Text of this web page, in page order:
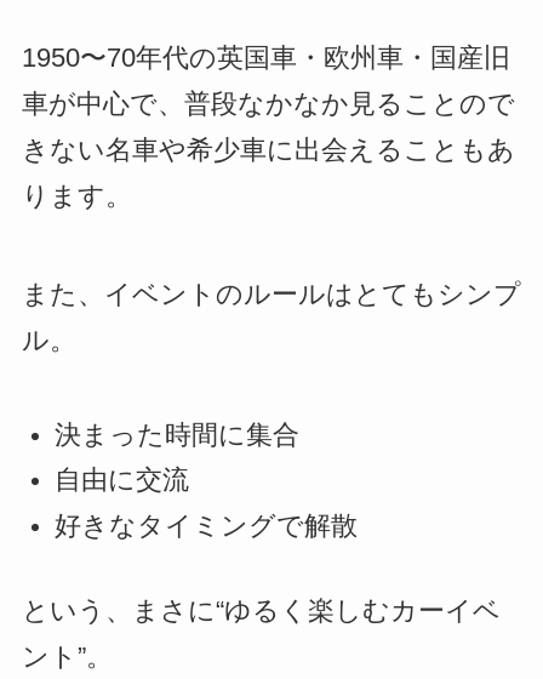
1950〜70年代の英国車・欧州車・国産旧
車が中心で、普段なかなか見ることので
きない名車や希少車に出会えることもあ
ります。
また、イベントのルールはとてもシンプ
ル。
決まった時間に集合
自由に交流
好きなタイミングで解散
という、まさに“ゆるく楽しむカーイベ
ント”。